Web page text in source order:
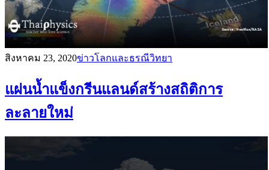
สิงหาคม 23, 2020ข่าวโลกและธรณีวิทยา
แผ่นน้ำแข็งกรีนแลนด์สร้างสถิติการ
ละลายใหม่